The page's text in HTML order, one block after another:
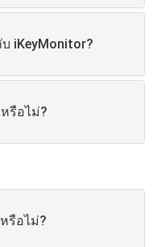
iKeyMonitor?
รือไม่?
รือไม่?